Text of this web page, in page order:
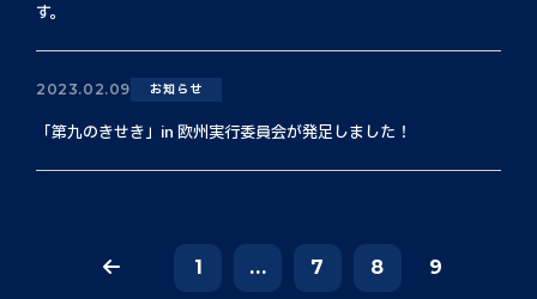
す。
2023.02.09 お知らせ
「第九のきせき」in 欧州実行委員会が発足しました！
1 ... 7 8 9